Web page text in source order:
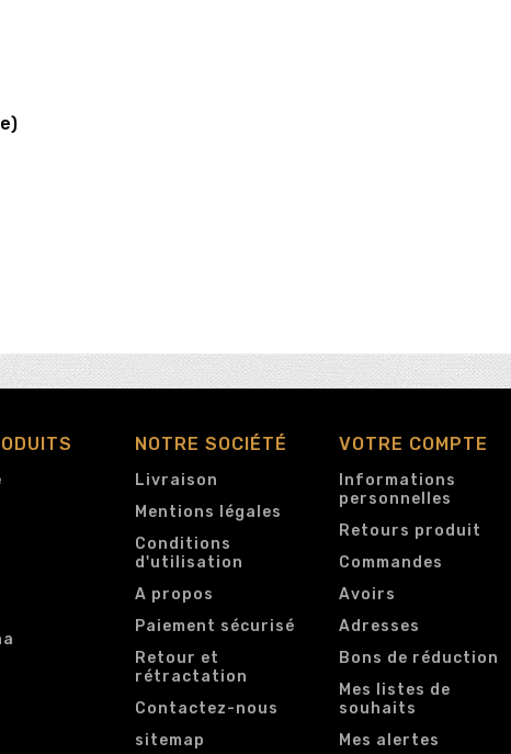
NOTRE SOCIÉTÉ
Livraison
Mentions légales
Conditions
d'utilisation
A propos
Paiement sécurisé
Retour et
rétractation
Contactez-nous
sitemap
VOTRE COMPTE
Informations
personnelles
Retours produit
Commandes
Avoirs
Adresses
Bons de réduction
Mes listes de
souhaits
Mes alertes